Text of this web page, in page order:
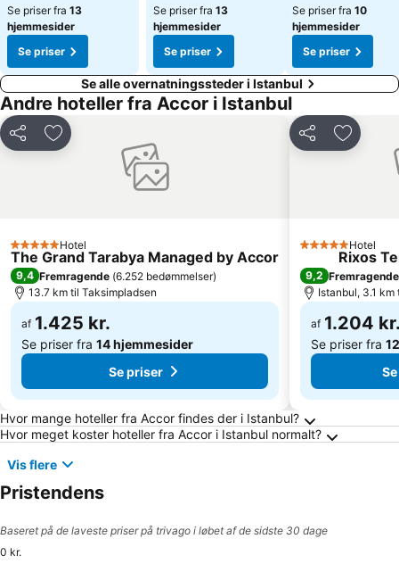
Se priser fra 13
hjemmesider
Se priser
Se priser fra 13
hjemmesider
Se priser
Se priser fra 10
hjemmesider
Se priser
Se alle overnatningssteder i Istanbul
Andre hoteller fra Accor i Istanbul
Del Føj til favoritter
5 StjernerHotel
The Grand Tarabya Managed by Accor
9,4 Fremragende (6.252 bedømmelser)
13.7 km til Taksimpladsen
af 1.425 kr.
Se priser fra 14 hjemmesider
Se priser
Del Føj til
5 StjernerHotel
Rixos
9,2 Fremragende
Istanbul, 3.1 km
af 1.204
Se priser fra
Ofte stillede spørgsmål om Istanbul
Hvor mange hoteller fra Accor findes der i Istanbul?
Hvor meget koster hoteller fra Accor i Istanbul normalt?
Vis flere
Pristendens
Baseret på de laveste priser på trivago i løbet af de sidste 30 dage
0 kr.